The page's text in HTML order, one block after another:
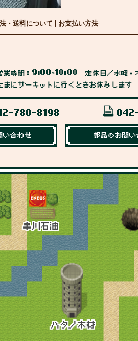
・送料について お支払い方法
業時間： 9:00~18:00 定休日／水曜・
まにサーキットに行くときお休みします
780-8198
い合わせ 部品のお問い